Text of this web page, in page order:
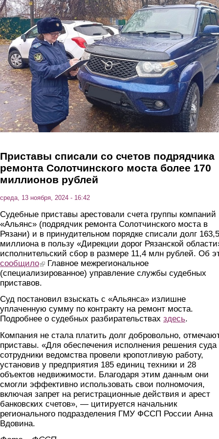
Перейти к основному содержанию
Приставы списали со счетов подрядчика
ремонта Солотчинского моста более 170
миллионов рублей
среда, 13 ноября, 2024 - 16:42
Судебные приставы арестовали счета группы компаний
«Альянс» (подрядчик ремонта Солотчинского моста в
Рязани) и в принудительном порядке списали долг 163,5
миллиона в пользу «Дирекции дорог Рязанской
исполнительский сбор в размере 11,4 млн рублей. Об
сообщило(link is external)
Главное межрегиональное
(специализированное) управление службы судебных
приставов.
Суд постановил взыскать с «Альянса» излишне
уплаченную сумму по контракту на ремонт моста.
Подробнее о судебных разбирательствах здесь.
Компания не стала платить долг добровольно,
приставы. «Для обеспечения исполнения решения суда
сотрудники ведомства провели кропотливую работу,
установив у предприятия 185 единиц техники и 28
объектов недвижимости. Благодаря этим данным они
смогли эффективно использовать свои полномочия,
включая запрет на регистрационные действия и арест
банковских счетов», — цитируется начальник
регионального подразделения ГМУ ФССП России Анна
Вдовина.